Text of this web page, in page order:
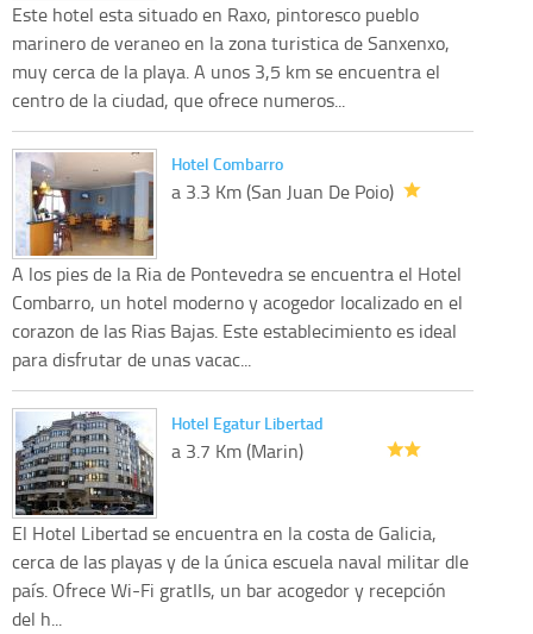
Este hotel esta situado en Raxo, pintoresco pueblo
marinero de veraneo en la zona turistica de Sanxenxo,
muy cerca de la playa. A unos 3,5 km se encuentra el
centro de la ciudad, que ofrece numeros...
Hotel Combarro
a 3.3 Km (San Juan De Poio)
A los pies de la Ria de Pontevedra se encuentra el Hotel
Combarro, un hotel moderno y acogedor localizado en el
corazon de las Rias Bajas. Este establecimiento es ideal
para disfrutar de unas vacac...
Hotel Egatur Libertad
a 3.7 Km (Marin)
El Hotel Libertad se encuentra en la costa de Galicia,
cerca de las playas y de la única escuela naval militar dle
país. Ofrece Wi-Fi gratIIs, un bar acogedor y recepción
del h...